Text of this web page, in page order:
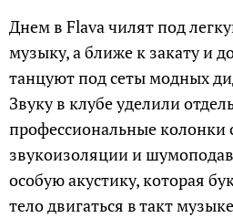
Днем в Flava чилят под
музыку, а ближе к закату и
танцуют под сеты модных
Звуку в клубе уделили
профессиональные колонки
звукоизоляции и
особую акустику, которая
тело двигаться в такт